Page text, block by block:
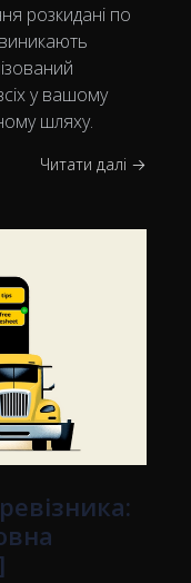
розкидані по
у вашому
шляху.
Читати далі →